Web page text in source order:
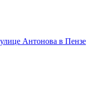
Антонова в Пензе